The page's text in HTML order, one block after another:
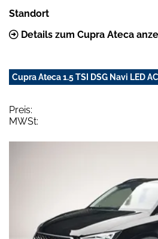
Standort
Details zum Cupra Ateca
Cupra Ateca 1.5 TSI DSG Navi LED
Preis:
MWSt: